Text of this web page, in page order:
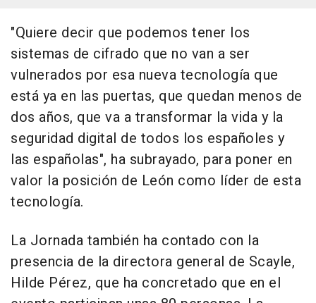
"Quiere decir que podemos tener los
sistemas de cifrado que no van a ser
vulnerados por esa nueva tecnología que
está ya en las puertas, que quedan menos de
dos años, que va a transformar la vida y la
seguridad digital de todos los españoles y
las españolas", ha subrayado, para poner en
valor la posición de León como líder de esta
tecnología.
La Jornada también ha contado con la
presencia de la directora general de Scayle,
Hilde Pérez, que ha concretado que en el